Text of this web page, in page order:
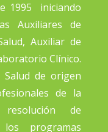
1995 iniciando
Auxiliares de
Auxiliar de
Clínico.
de origen
de la
de
programas